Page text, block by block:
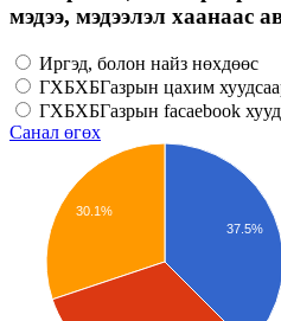
мэдээ, мэдээлэл хаанаас
Иргэд, болон найз нөхдөөс
ГХБХБГазрын цахим
ГХБХБГазрын facaebook
Санал өгөх
37.5%
30.1%